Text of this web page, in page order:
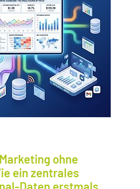
ohne
ein zentrales